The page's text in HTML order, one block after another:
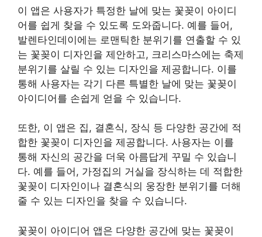
이 앱은 사용자가 특정한 날에 맞는 꽃꽂이 아이디
어를 쉽게 찾을 수 있도록 도와줍니다. 예를 들어,
발렌타인데이에는 로맨틱한 분위기를 연출할 수 있
는 꽃꽂이 디자인을 제안하고, 크리스마스에는 축제
분위기를 살릴 수 있는 디자인을 제공합니다. 이를
통해 사용자는 각기 다른 특별한 날에 맞는 꽃꽂이
아이디어를 손쉽게 얻을 수 있습니다.
또한, 이 앱은 집, 결혼식, 장식 등 다양한 공간에 적
합한 꽃꽂이 디자인을 제공합니다. 사용자는 이를
통해 자신의 공간을 더욱 아름답게 꾸밀 수 있습니
다. 예를 들어, 가정집의 거실을 장식하는 데 적합한
꽃꽂이 디자인이나 결혼식의 웅장한 분위기를 더해
줄 수 있는 디자인을 찾을 수 있습니다.
꽃꽂이 아이디어 앱은 다양한 공간에 맞는 꽃꽂이